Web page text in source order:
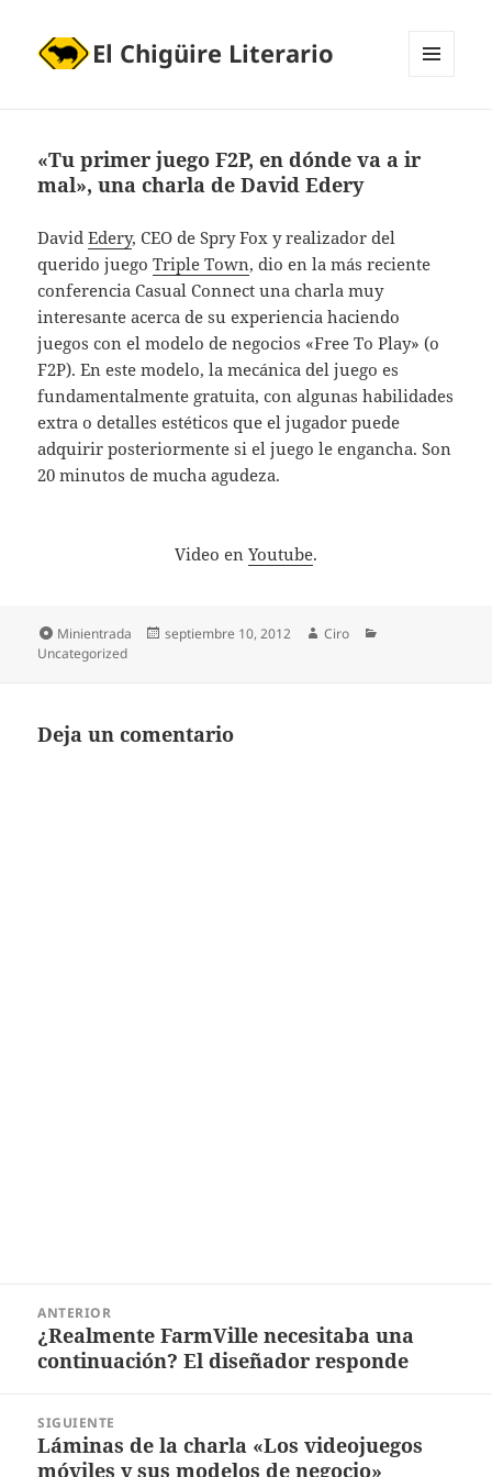
El Chigüire Literario
«Tu primer juego F2P, en dónde va a ir
mal», una charla de David Edery
DavidEdery, CEO de Spry Fox y realizador del
querido juegoTriple Town, dio en la más reciente
conferencia Casual Connect una charla muy
interesante acerca de su experiencia haciendo
juegos con el modelo de negocios «Free To Play» (o
F2P). En este modelo, la mecánica del juego es
fundamentalmente gratuita, con algunas habilidades
extra o detalles estéticos que el jugador puede
adquirir posteriormente si el juego le engancha. Son
20 minutos de mucha agudeza.
Video en Youtube.
Formato
Minientrada
Publicado
septiembre 10, 2012 Autor
Ciro
Uncategorized
Deja un comentario
entradas
ANTERIOR
Entrada
anterior:
¿Realmente FarmVille necesitaba una
continuación? El diseñador responde
SIGUIENTE
Entrada
siguiente:
Láminas de la charla «Los videojuegos
móviles y sus modelos de negocio»